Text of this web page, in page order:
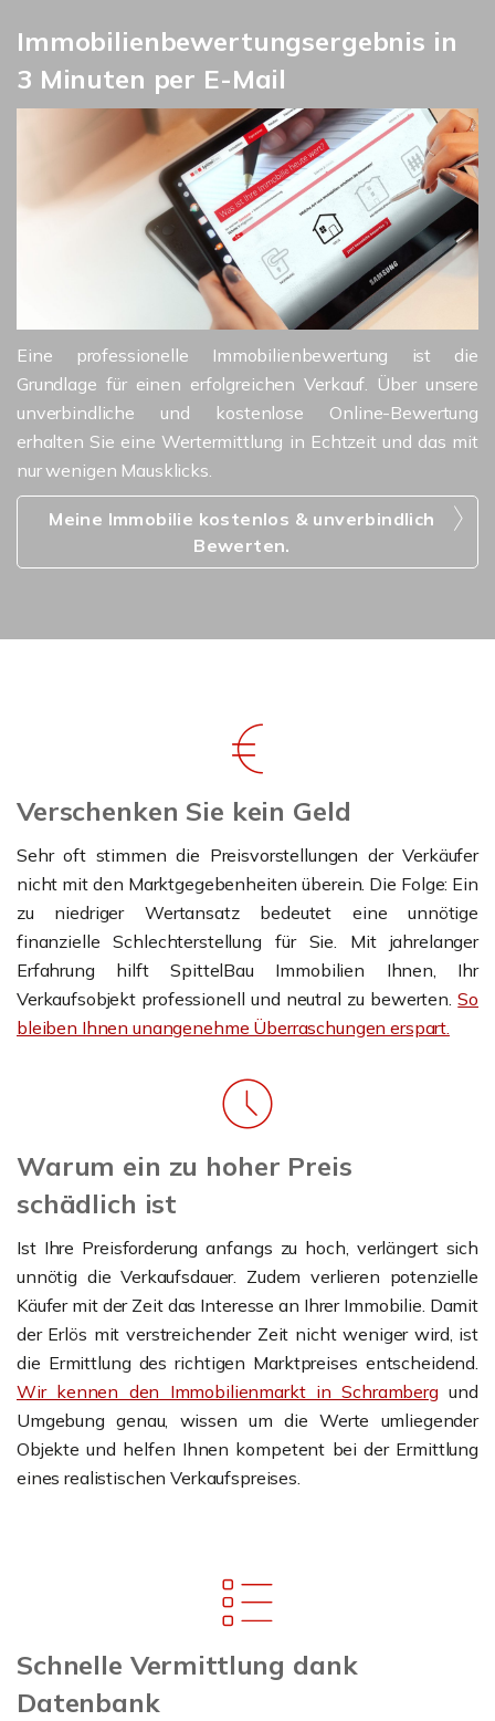
Immobilienbewertungsergebnis in
3 Minuten per E-Mail
Eine professionelle Immobilienbewertung ist die
Grundlage für einen erfolgreichen Verkauf. Über unsere
unverbindliche und kostenlose Online-Bewertung
erhalten Sie eine Wertermittlung in Echtzeit und das mit
nur wenigen Mausklicks.
Meine Immobilie kostenlos & unverbindlich
Bewerten.
Verschenken Sie kein Geld
Sehr oft stimmen die Preisvorstellungen der Verkäufer
nicht mit den Marktgegebenheiten überein. Die Folge: Ein
zu niedriger Wertansatz bedeutet eine unnötige
finanzielle Schlechterstellung für Sie. Mit jahrelanger
Erfahrung hilft SpittelBau Immobilien Ihnen, Ihr
Verkaufsobjekt professionell und neutral zu bewerten.So
bleiben Ihnen unangenehme Überraschungen erspart.
Warum ein zu hoher Preis
schädlich ist
Ist Ihre Preisforderung anfangs zu hoch, verlängert sich
unnötig die Verkaufsdauer. Zudem verlieren potenzielle
Käufer mit der Zeit das Interesse an Ihrer Immobilie. Damit
der Erlös mit verstreichender Zeit nicht weniger wird, ist
die Ermittlung des richtigen Marktpreises entscheidend.
Wir kennen den Immobilienmarkt in Schrambergund
Umgebung genau, wissen um die Werte umliegender
Objekte und helfen Ihnen kompetent bei der Ermittlung
eines realistischen Verkaufspreises.
Schnelle Vermittlung dank
Datenbank